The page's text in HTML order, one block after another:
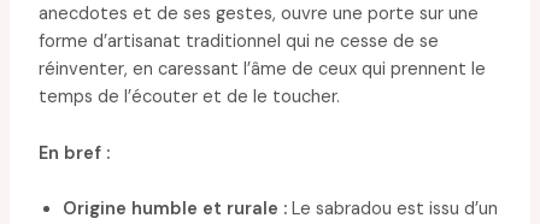
anecdotes et de ses gestes, ouvre une porte sur une
forme d’artisanat traditionnel qui ne cesse de se
réinventer, en caressant l’âme de ceux qui prennent le
temps de l’écouter et de le toucher.
En bref :
Origine humble et rurale :Le sabradou est issu d’un